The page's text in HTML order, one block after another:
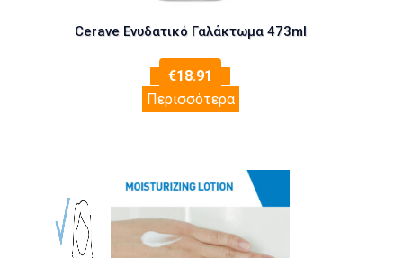
Cerave Ενυδατικό Γαλάκτωμα 473ml
€18.91
Περισσότερα